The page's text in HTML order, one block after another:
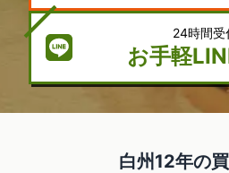
24時間受
お手軽
白州12年の